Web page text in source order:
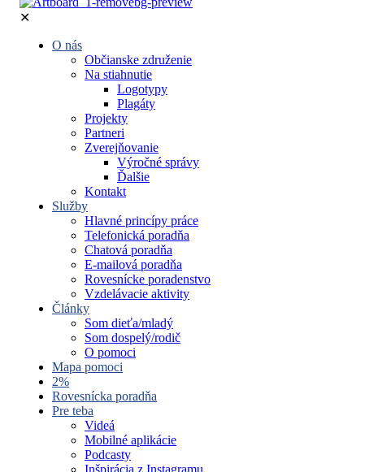
✕
O nás
Občianske združenie
Na stiahnutie
Logotypy
Plagáty
Projekty
Partneri
Zverejňovanie
Výročné správy
Ďalšie
Kontakt
Služby
Hlavné princípy práce
Telefonická poradňa
Chatová poradňa
E-mailová poradňa
Rovesnícke poradenstvo
Vzdelávacie aktivity
Články
Som dieťa/mladý
Som dospelý/rodič
O pomoci
Mapa pomoci
2%
Rovesnícka poradňa
Pre teba
Videá
Mobilné aplikácie
Podcasty
Inšpirácia z Instagramu